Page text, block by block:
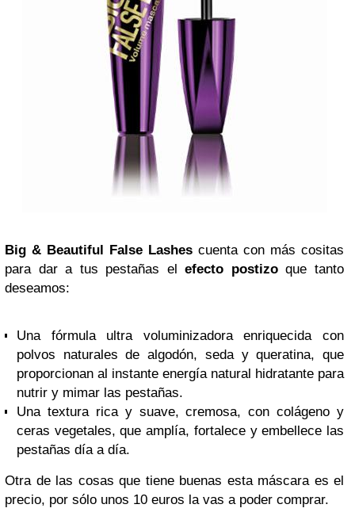
Big & Beautiful False Lashes cuenta con más cositas
para dar a tus pestañas elefecto postizoque tanto
deseamos:
Una fórmula ultra voluminizadora enriquecida con
polvos naturales de algodón, seda y queratina, que
proporcionan al instante energía natural hidratante para
nutrir y mimar las pestañas.
Una textura rica y suave, cremosa, con colágeno y
ceras vegetales, que amplía, fortalece y embellece las
pestañas día a día.
Otra de las cosas que tiene buenas esta máscara es el
precio, por sólo unos 10 euros la vas a poder comprar.